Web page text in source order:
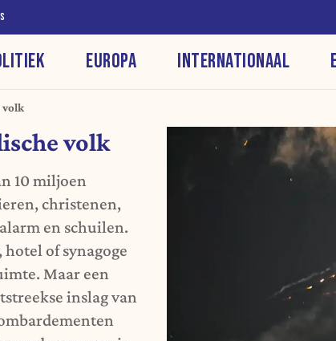
EUROPA INTERNATIONAAL
volk
volk
10 miljoen
christenen,
en schuilen.
of synagoge
Maar een
inslag van